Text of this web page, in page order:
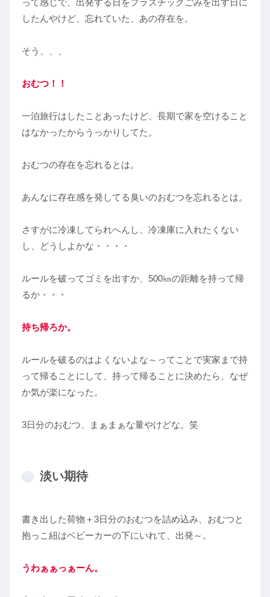
って感じで、出発する日をプラスチックごみを出す日に
したんやけど、忘れていた、あの存在を。
そう、、、
おむつ！！
一泊旅行はしたことあったけど、長期で家を空けること
はなかったからうっかりしてた。
おむつの存在を忘れるとは。
あんなに存在感を発してる臭いのおむつを忘れるとは。
さすがに冷凍してられへんし、冷凍庫に入れたくない
し、どうしよかな・・・・
ルールを破ってゴミを出すか、500㎞の距離を持って帰
るか・・・
持ち帰ろか。
ルールを破るのはよくないよな～ってことで実家まで持
って帰ることにして、持って帰ることに決めたら、なぜ
か気が楽になった。
3日分のおむつ、まぁまぁな量やけどな。笑
淡い期待
書き出した荷物＋3日分のおむつを詰め込み、おむつと
抱っこ紐はベビーカーの下にいれて、出発～。
うわぁぁっぁーん。